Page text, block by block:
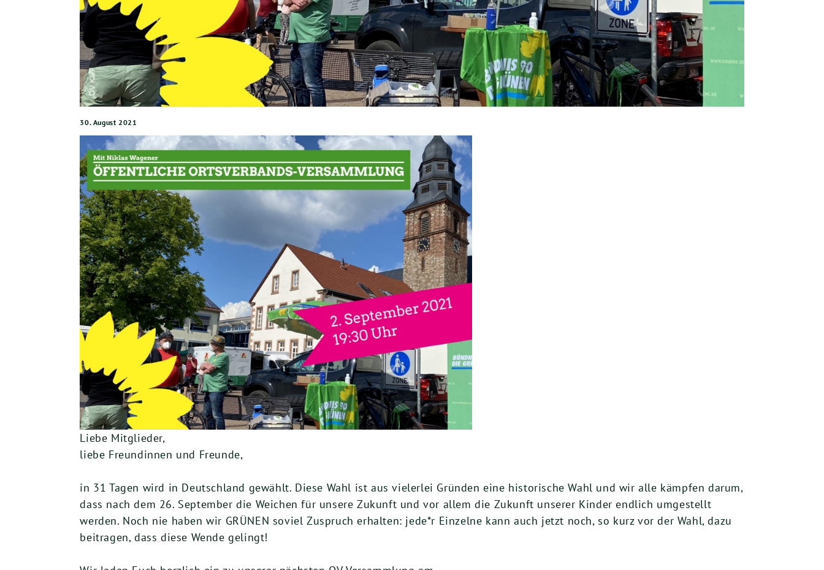
30. August 2021
Liebe Mitglieder,
liebe Freundinnen und Freunde,
in 31 Tagen wird in Deutschland gewählt. Diese Wahl ist aus vielerlei Gründen eine historische Wahl und wir alle kämpfen darum,
dass nach dem 26. September die Weichen für unsere Zukunft und vor allem die Zukunft unserer Kinder endlich umgestellt
werden. Noch nie haben wir GRÜNEN soviel Zuspruch erhalten: jede*r Einzelne kann auch jetzt noch, so kurz vor der Wahl, dazu
beitragen, dass diese Wende gelingt!